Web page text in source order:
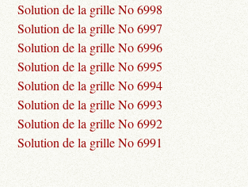
Solution de la grille No 6998
Solution de la grille No 6997
Solution de la grille No 6996
Solution de la grille No 6995
Solution de la grille No 6994
Solution de la grille No 6993
Solution de la grille No 6992
Solution de la grille No 6991